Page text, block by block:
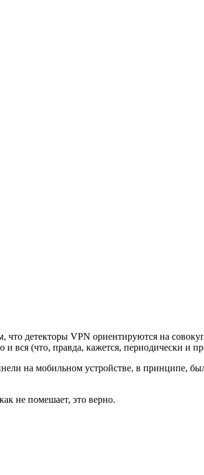
детекторы VPN ориентируются на
и вся (что, правда, кажется, периодически и
на мобильном устройстве, в принципе,
не помешает, это верно.